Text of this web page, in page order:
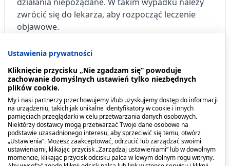
zwrócić się do lekarza, aby rozpocząć leczenie
objawowe.
Nie należy stosować dawki podwójnej w celu
Przeciwwskazania. Kto nie
powinien przyjmować leku?
Jeśli pacjent ma uczulenie na oktenidyny
dichlorowodorek lub którykolwiek z pozostałych
składników tego leku.
Ustawienia prywatności
Kliknięcie przycisku „Nie zgadzam się” powoduje
zachowanie domyślnych ustawień tylko niezbędnych
plików cookie.
My i nasi partnerzy przechowujemy i/lub uzyskujemy dostęp do informacji
na urządzeniu, takich jak unikalne identyfikatory w cookie i innych
pamięciach przeglądarki w celu przetwarzania danych osobowych.
Niektórzy dostawcy mogą przetwarzać Twoje dane osobowe na
podstawie uzasadnionego interesu, aby sprzeciwić się temu, otwórz
„Ustawienia”. Możesz zaakceptować, odrzucić lub zarządzać swoimi
ustawieniami, klikając przycisk „Zarządzaj ustawieniami” lub w dowolnym
momencie, klikając przycisk odcisku palca w lewym dolnym rogu witryny.